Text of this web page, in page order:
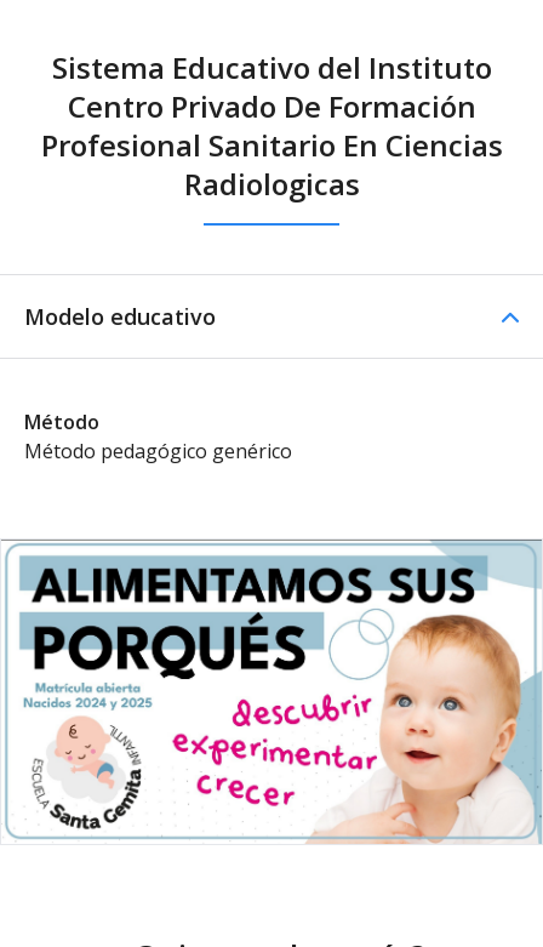
Sistema Educativo del Instituto
Centro Privado De Formación
Profesional Sanitario En Ciencias
Radiologicas
Modelo educativo
Método
Método pedagógico genérico